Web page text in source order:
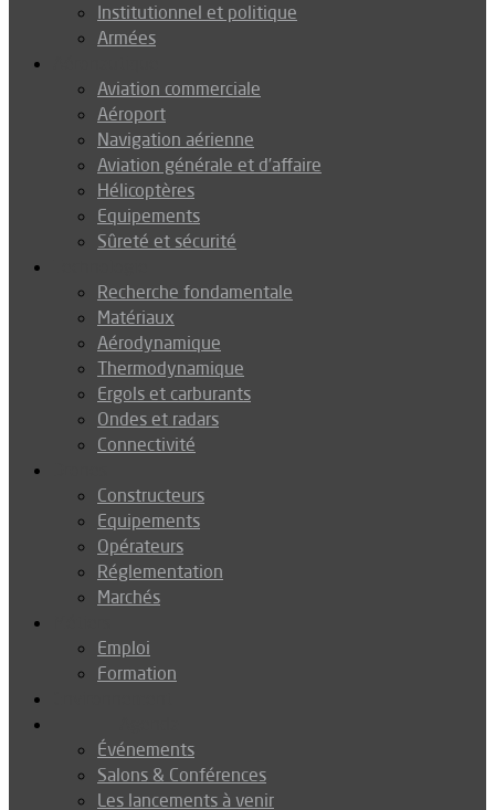
Institutionnel et politique
Armées
Aviation commerciale
Aéroport
Navigation aérienne
Aviation générale et d’affaire
Hélicoptères
Equipements
Sûreté et sécurité
Recherche fondamentale
Matériaux
Aérodynamique
Thermodynamique
Ergols et carburants
Ondes et radars
Connectivité
Constructeurs
Equipements
Opérateurs
Réglementation
Marchés
Emploi
Formation
Événements
Salons & Conférences
Les lancements à venir